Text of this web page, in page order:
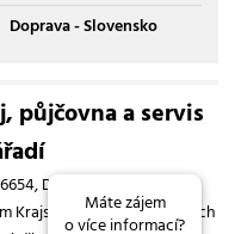
Doprava - Slovensko
půjčovna a servis
DIČ: CZ26086654
Krajským soudem v Českých
Máte zájem
o více informací?